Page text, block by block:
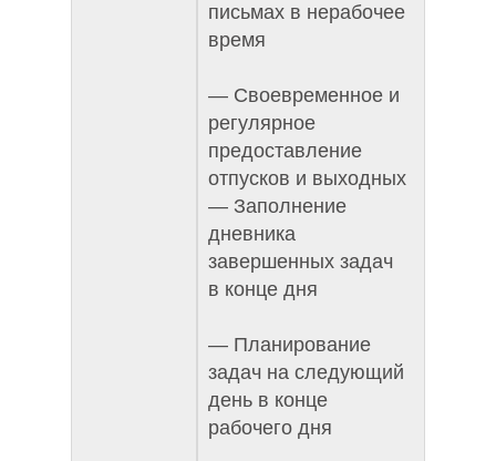
письмах в нерабочее
время
— Своевременное и
регулярное
предоставление
отпусков и выходных
— Заполнение
дневника
завершенных задач
в конце дня
— Планирование
задач на следующий
день в конце
рабочего дня